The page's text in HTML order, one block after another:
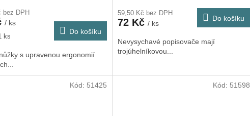
bez DPH
/ ks
ks
Do košíku
s upravenou ergonomií
59,50 Kč bez DPH
72 Kč / ks
Do košíku
Nevysychavé popisovače mají
trojúhelníkovou...
Kód: 51425 Kód: 51598